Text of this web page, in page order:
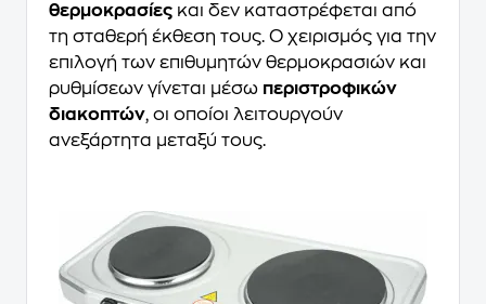
θερμοκρασίες και δεν καταστρέφεται από
τη σταθερή έκθεση τους. Ο χειρισμός για την
επιλογή των επιθυμητών θερμοκρασιών και
ρυθμίσεων γίνεται μέσω περιστροφικών
διακοπτών, οι οποίοι λειτουργούν
ανεξάρτητα μεταξύ τους.